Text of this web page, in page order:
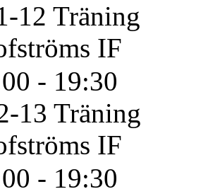
12 Träning
IF
- 19:30
13 Träning
IF
- 19:30